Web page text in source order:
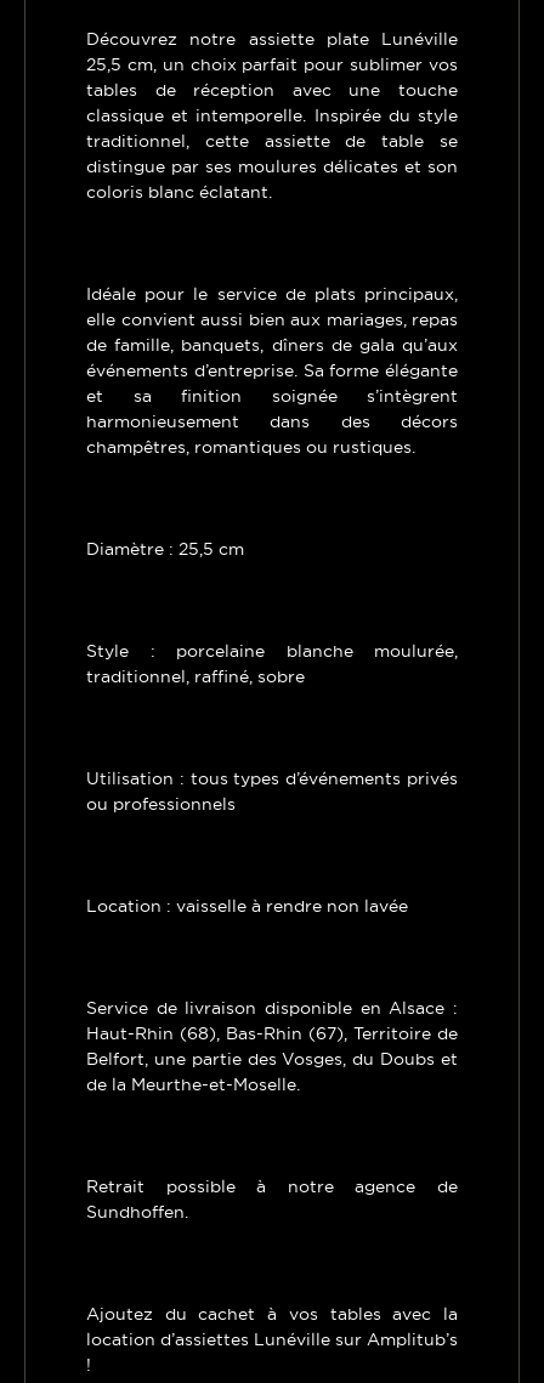
Découvrez notre assiette plate Lunéville
25,5 cm, un choix parfait pour sublimer vos
tables de réception avec une touche
classique et intemporelle. Inspirée du style
traditionnel, cette assiette de table se
distingue par ses moulures délicates et son
coloris blanc éclatant.
Idéale pour le service de plats principaux,
elle convient aussi bien aux mariages, repas
de famille, banquets, dîners de gala qu’aux
événements d’entreprise. Sa forme élégante
et sa finition soignée s’intègrent
harmonieusement dans des décors
champêtres, romantiques ou rustiques.
Diamètre : 25,5 cm
Style : porcelaine blanche moulurée,
traditionnel, raffiné, sobre
Utilisation : tous types d’événements privés
ou professionnels
Location : vaisselle à rendre non lavée
Service de livraison disponible en Alsace :
Haut-Rhin (68), Bas-Rhin (67), Territoire de
Belfort, une partie des Vosges, du Doubs et
de la Meurthe-et-Moselle.
Retrait possible à notre agence de
Sundhoffen.
Ajoutez du cachet à vos tables avec la
location d’assiettes Lunéville sur Amplitub’s
!